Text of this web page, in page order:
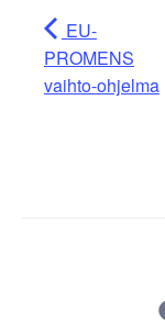
EU-
PROMENS
vaihto-ohjelma